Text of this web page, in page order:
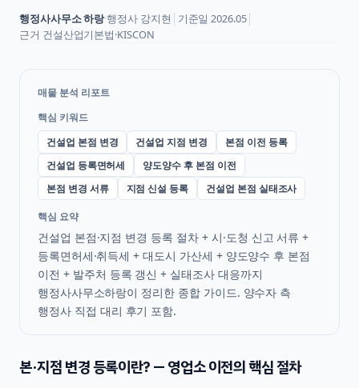
행정사사무소 하랑·행정사 강지현 기준일2026.05│
근거 건설산업기본법·KISCON
매물 분석 리포트
핵심 키워드
건설업 본점 변경
건설업 지점 변경
본점 이전 등록
건설업 등록면허세
양도양수 후 본점 이전
본점 변경 서류
지점 신설 등록 건설업 본점 실태조사
핵심 요약
건설업 본점·지점 변경 등록 절차 + 시·도청 신고 서류 +
등록면허세·취득세 + 대도시 가산세 + 양도양수 후 본점
이전 + 발주처 등록 갱신 + 실태조사 대응까지
행정사사무소하랑이 정리한 종합 가이드. 양수자 측
행정사 직접 대리 후기 포함.
본·지점 변경 등록이란? — 영업소 이전의 핵심 절차